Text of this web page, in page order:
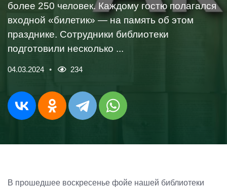
более 250 человек. Каждому гостю полагался
входной «билетик» — на память об этом
празднике. Сотрудники библиотеки
подготовили несколько ...
04.03.2024 234
В прошедшее воскресенье фойе нашей библиотеки